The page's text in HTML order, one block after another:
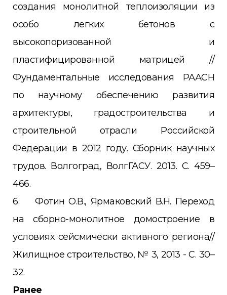
создания монолитной теплоизоляции из
особо легких бетонов с
высокопоризованной и
пластифицированной матрицей //
Фундаментальные исследования РААСН
по научному обеспечению развития
архитектуры, градостроительства и
строительной отрасли Российской
Федерации в 2012 году. Сборник научных
трудов. Волгоград, ВолгГАСУ. 2013. С. 459–
466.
6. Фотин О.В., Ярмаковский В.Н. Переход
на сборно-монолитное домостроение в
условиях сейсмически активного региона//
Жилищное строительство, № 3, 2013 - С. 30–
32.
Ранее